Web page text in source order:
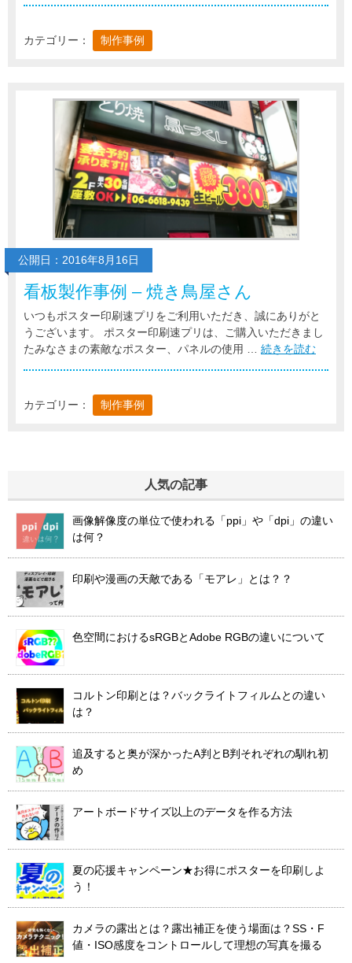
カテゴリー： 制作事例
公開日：2016年8月16日
看板製作事例 – 焼き鳥屋さん
いつもポスター印刷速プリをご利用いただき、誠にありがと
うございます。 ポスター印刷速プリは、ご購入いただきまし
たみなさまの素敵なポスター、パネルの使用 … 続きを読む
カテゴリー： 制作事例
人気の記事
画像解像度の単位で使われる「ppi」や「dpi」の違い
は何？
印刷や漫画の天敵である「モアレ」とは？？
色空間におけるsRGBとAdobe RGBの違いについて
コルトン印刷とは？バックライトフィルムとの違い
は？
追及すると奥が深かったA判とB判それぞれの馴れ初
め
アートボードサイズ以上のデータを作る方法
夏の応援キャンペーン★お得にポスターを印刷しよ
う！
カメラの露出とは？露出補正を使う場面は？SS・F
値・ISO感度をコントロールして理想の写真を撮る